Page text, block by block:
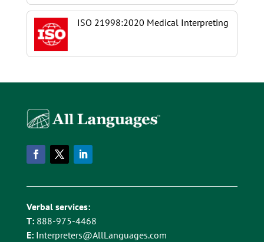
ISO 21998:2020 Medical Interpreting
Verbal services:
T: 888-975-4468
E: Interpreters@AllLanguages.com